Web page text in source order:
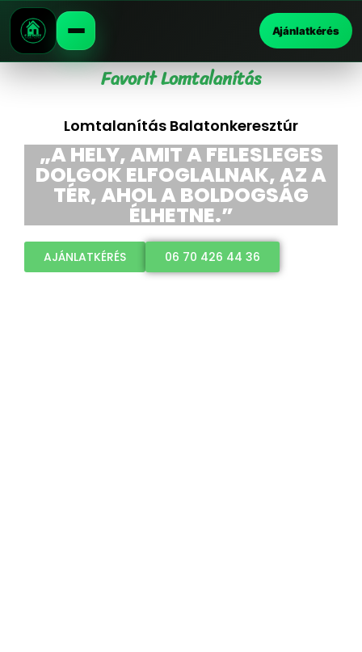
Ajánlatkérés
Favorit Lomtalanítás
Lomtalanítás Balatonkeresztúr
„A HELY, AMIT A FELESLEGES
DOLGOK ELFOGLALNAK, AZ A
TÉR, AHOL A BOLDOGSÁG
ÉLHETNE.”
AJÁNLATKÉRÉS 06 70 426 44 36